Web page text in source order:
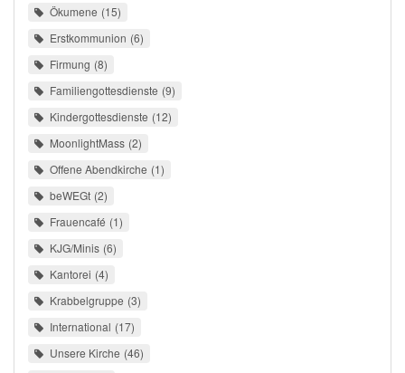
Ökumene 15
Erstkommunion 6
Firmung 8
Familiengottesdienste 9
Kindergottesdienste 12
MoonlightMass 2
Offene Abendkirche 1
beWEGt 2
Frauencafé 1
KJG/Minis 6
Kantorei 4
Krabbelgruppe 3
International 17
Unsere Kirche 46